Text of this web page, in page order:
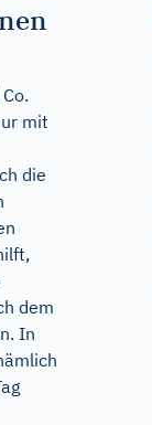
mit
die
dem
In